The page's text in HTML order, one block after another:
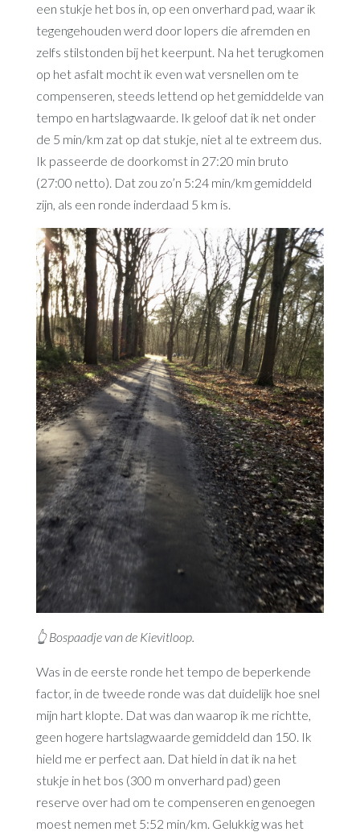
een stukje het bos in, op een onverhard pad, waar ik
tegengehouden werd door lopers die afremden en
zelfs stilstonden bij het keerpunt. Na het terugkomen
op het asfalt mocht ik even wat versnellen om te
compenseren, steeds lettend op het gemiddelde van
tempo en hartslagwaarde. Ik geloof dat ik net onder
de 5 min/km zat op dat stukje, niet al te extreem dus.
Ik passeerde de doorkomst in 27:20 min bruto
(27:00 netto). Dat zou zo’n 5:24 min/km gemiddeld
zijn, als een ronde inderdaad 5 km is.
👆 Bospaadje van de Kievitloop.
Was in de eerste ronde het tempo de beperkende
factor, in de tweede ronde was dat duidelijk hoe snel
mijn hart klopte. Dat was dan waarop ik me richtte,
geen hogere hartslagwaarde gemiddeld dan 150. Ik
hield me er perfect aan. Dat hield in dat ik na het
stukje in het bos (300 m onverhard pad) geen
reserve over had om te compenseren en genoegen
moest nemen met 5:52 min/km. Gelukkig was het